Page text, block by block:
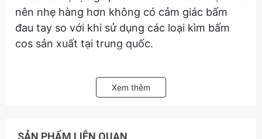
nên nhẹ hàng hơn không có cảm giác bấm
đau tay so với khi sử dụng các loại kìm bấm
cos sản xuất tại trung quốc.
thông tin chi tiết của sản phảm Kìm bấm cos
OPT LY-03B 0.5-6mm2.
Xem thêm
SẢN PHẨM LIÊN QUAN